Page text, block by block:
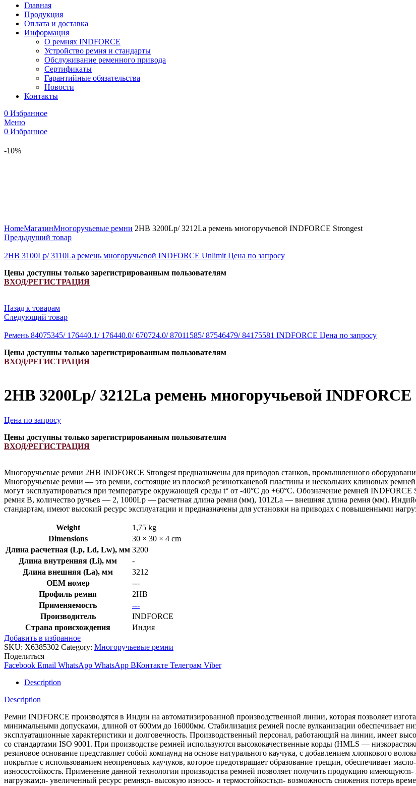
Главная
Продукция
Оплата и доставка
Информация
О ремнях INDFORCE
Устройство ремня и стандарты
Обслуживание ременного привода
Сертификаты
Гарантийные обязательства
Новости
Контакты
0 Избранное
Меню
0 Избранное
-10%
HomeМагазинМногоручьевые ремни 2HB 3200Lp/ 3212La ремень многоручьевой INDFORCE Strongest
Предыдущий товар
2HB 3100Lp/ 3110La ремень многоручьевой INDFORCE Unlimit Цена по запросу
Цены доступны только зарегистрированным пользователям
ВХОД/РЕГИСТРАЦИЯ
Назад к товарам
Следующий товар
Ремень 84075345/ 176440.1/ 176440.0/ 670724.0/ 87011585/ 87546479/ 84175581 INDFORCE Цена по запросу
Цены доступны только зарегистрированным пользователям
ВХОД/РЕГИСТРАЦИЯ
2HB 3200Lp/ 3212La ремень многоручьевой INDFORCE
Цена по запросу
Цены доступны только зарегистрированным пользователям
ВХОД/РЕГИСТРАЦИЯ
Многоручьевые ремни 2HB INDFORCE Strongest предназначены для приводов станков, промышленного
Многоручьевые ремни — это ремни, состоящие из плоской резинотканевой пластины и нескольких клиновых
могут эксплуатироваться при температуре окружающей среды t° от -40°С до +60°С. Обозначение ремней
ремня B, количество ручьев — 2, 1000Lp — расчетная длина ремня (мм), 1012La — внешняя длина ремня (мм).
стандартам, имеют высокий ресурс эксплуатации и предназначены для установки на приводах с повышенными
Weight
1,75 kg
Dimensions
30 × 30 × 4 cm
Длина расчетная (Lp, Ld, Lw), мм 3200
Длина внутренняя (Li), мм
-
Длина внешняя (La), мм
3212
OEM номер
---
Профиль ремня
2HB
Применяемость
---
Производитель
INDFORCE
Страна происхождения
Индия
Добавить в избранное
SKU: X6385302 Category: Многоручьевые ремни
Поделиться
Facebook Email WhatsApp WhatsApp ВКонтакте Телеграм Viber
Description
Description
Ремни INDFORCE производятся в Индии на автоматизированной производственной линии, которая позволяет
минимальными допусками, длиной от 600мм до 16000мм. Стабилизация ремней после вулканизации обеспечивает
эксплуатационные характеристики и долговечность. Производственный персонал, работающий на линии, имеет
со стандартами ISO 9001. При производстве ремней используются высококачественные корды (HMLS —
резиновое основание представляет собой компаунд на основе натурального каучука, с добавлением хлопкового
покрытие с использованием неопреновых каучуков, которое предотвращает образование трещин, обеспечивает
износостойкость. Применение данной технологии производства ремней позволяет получить продукцию
нагрузкам;n- увеличенный ресурс ремня;n- высокую износо- и термостойкость;n- возможность снижения потерь